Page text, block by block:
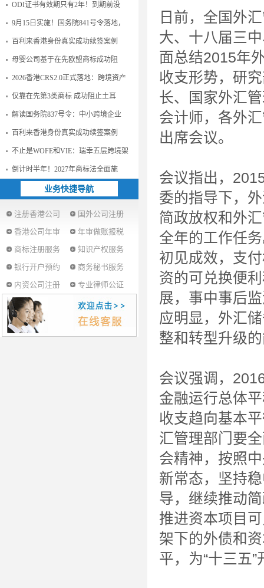
ODI证书有效期只有2年！到期前没
9月15日实施！国务院841号令落地，
百利来香港身份真实成功续签案例
母婴公司基于在先欧盟商标成功阻
2026香港CRS2.0正式落地：跨境资产
仅靠在先第3类商标 成功阻止土耳
解读国务院837号令：中小跨境企业
百利来香港身份真实成功续签案例
不止是WOFE和VIE：瑞幸五层跨境架
倒计时半年！2027年商标法全面施
业务快捷导航
注册香港公司
国外公司注册
香港公司年审
年审做账报税
商标注册服务
知识产权服务
银行开户预约
商务秘书服务
内资公司注册
专业律师公证
日前，全国外
大、十八届三
面总结2015年
收支形势，研
长、国家外汇
会计师，各外
出席会议。
会议指出，
委的指导下，
简政放权和外
全年的工作任
初见成效，支
资的可兑换便
展，事中事后
应明显，外汇
整和转型升级
会议强调，
金融运行总体
收支趋向基本
汇管理部门要
会精神，按照
新常态，坚持
导，继续推动
推进资本项目
架下的外债和
平，为“十三五